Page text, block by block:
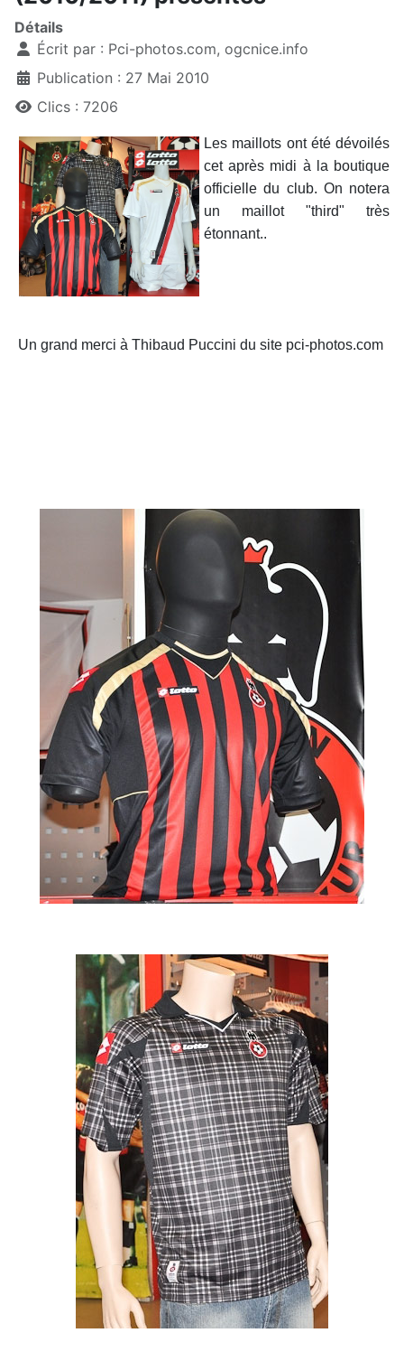
Détails
Écrit par : Pci-photos.com, ogcnice.info
Publication : 27 Mai 2010
Clics : 7206
Les maillots ont été dévoilés
cet après midi à la boutique
officielle du club. On notera
un maillot "third" très
étonnant..
Un grand merci à Thibaud Puccini du site pci-photos.com